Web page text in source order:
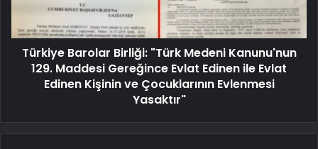
Türkiye Barolar Birliği: "Türk Medeni Kanunu'nun
129. Maddesi Gereğince Evlat Edinen ile Evlat
Edinen Kişinin ve Çocuklarının Evlenmesi
Yasaktır"